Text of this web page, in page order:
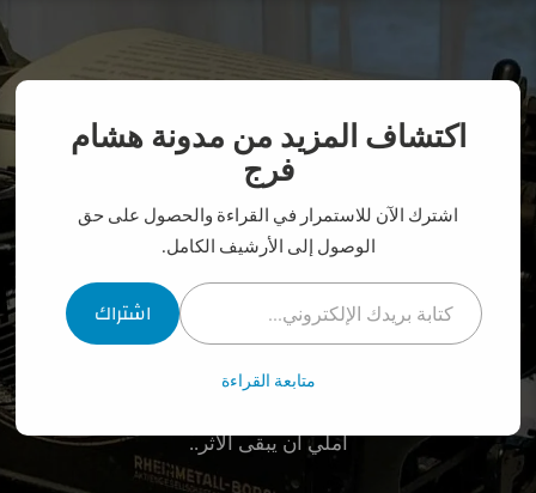
إلى
المحتوى
مدونة هشام فرج
أملي أن يبقى الأثر..
اكتشاف المزيد من مدونة هشام
فرج
اشترك الآن للاستمرار في القراءة والحصول على حق
الوصول إلى الأرشيف الكامل.
كتابة بريدك الإلكتروني...
اشتراك
متابعة القراءة